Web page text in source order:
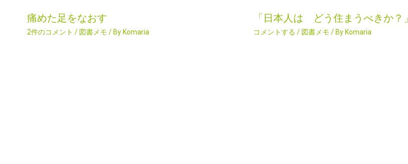
痛めた足をなおす
2件のコメント / 図書メモ / By Komaria
「日本人は どう住まうべきか？」
コメントする / 図書メモ / By Komaria